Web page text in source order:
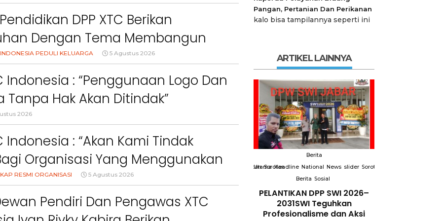
DPP XTC Berikan
Dengan Tema Membangun
Tua Dalam Menjaga
Anak Di Era Digital
PEDULI KELUARGA 5 Agustus 2026
Indonesia : “Penggunaan Logo Dan
Tanpa Hak Akan Ditindak”
2026
Indonesia : “Akan Kami Tindak
Organisasi Yang Menggunakan
Warna, Bendera Dan Slogan
Izin”
RESMI ORGANISASI 5 Agustus 2026
Pendiri Dan Pengawas XTC
Pangan, Pertanian Dan Perikanan
kalo bisa tampilannya seperti ini
ARTIKEL LAINNYA
Sorotan
Sorotan
Berita
Utama
Headline Sorotan
Sorotan
Sosial
Ketua Dewan Pendiri :
“Penggunaan Nama Tersebut
Berita
Headline Sorotan Sorotan
2031SWI Teguhkan
Profesionalisme dan Aksi
Berita
Utama Headline National News Sorotan Sorotan
Berita
Empat Tahun Janji Membeku,
Sawah Rusak: Ahli Waris
Tagih Tanggung Jawab